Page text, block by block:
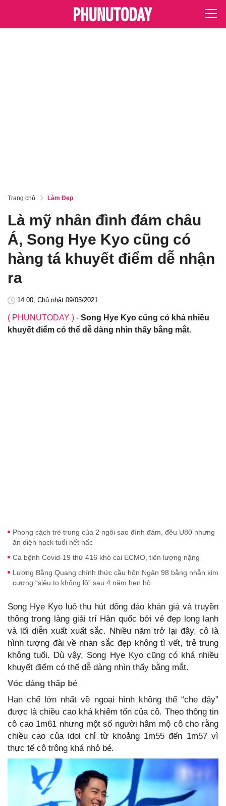
Trang chủ Làm Đẹp
Là mỹ nhân đình đám châu
Á, Song Hye Kyo cũng có
hàng tá khuyết điểm dễ nhận
ra
14:00, Chủ nhật 09/05/2021
( PHUNUTODAY ) - Song Hye Kyo cũng có khá nhiều
khuyết điểm có thể dễ dàng nhìn thấy bằng mắt.
Phong cách trẻ trung của 2 ngôi sao đình đám, đều U80 nhưng
ăn diện hack tuổi hết nấc
Ca bệnh Covid-19 thứ 416 khó cai ECMO, tiên lượng nặng
Lương Bằng Quang chính thức cầu hôn Ngân 98 bằng nhẫn kim
cương “siêu to khổng lồ” sau 4 năm hẹn hò
Song Hye Kyo luô thu hút đông đảo khán giả và truyền
thông trong làng giải trí Hàn quốc bởi vẻ đẹp long lanh
và lối diễn xuất xuất sắc. Nhiều năm trở lại đây, cô là
hình tượng đài về nhan sắc đẹp không tì vết, trẻ trung
không tuổi. Dù vậy, Song Hye Kyo cũng có khá nhiều
khuyết điểm có thể dễ dàng nhìn thấy bằng mắt.
Vóc dáng thấp bé
Hạn chế lớn nhất về ngoại hình không thể “che đậy”
được là chiều cao khá khiêm tốn của cô. Theo thông tin
cô cao 1m61 nhưng một số người hâm mộ cô cho rằng
chiều cao của idol chỉ từ khoảng 1m55 đến 1m57 vì
thực tế cô trông khá nhỏ bé.